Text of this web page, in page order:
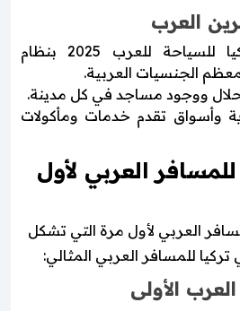
العرب
توفر تأشيرة تركيا للسياحة للعرب 2025 بنظام
الجنسيات العربية.
ووجود مساجد في كل مدينة.
وأسواق تقدم خدمات ومأكولات
العربي لأول
العربي لأول مرة التي تشكل
للمسافر العربي المثالي:
الأولى